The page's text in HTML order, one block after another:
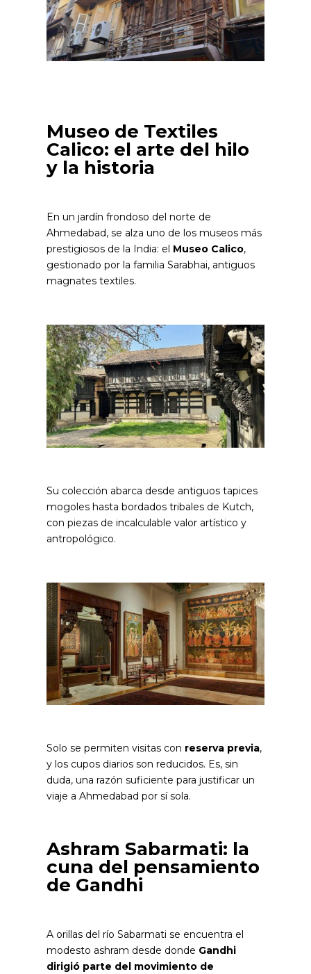
Museo de Textiles
Calico: el arte del hilo
y la historia
En un jardín frondoso del norte de
Ahmedabad, se alza uno de los museos más
prestigiosos de la India: el Museo Calico,
gestionado por la familia Sarabhai, antiguos
magnates textiles.
Su colección abarca desde antiguos tapices
mogoles hasta bordados tribales de Kutch,
con piezas de incalculable valor artístico y
antropológico.
Solo se permiten visitas con reserva previa,
y los cupos diarios son reducidos. Es, sin
duda, una razón suficiente para justificar un
viaje a Ahmedabad por sí sola.
Ashram Sabarmati: la
cuna del pensamiento
de Gandhi
A orillas del río Sabarmati se encuentra el
modesto ashram desde donde Gandhi
dirigió parte del movimiento de